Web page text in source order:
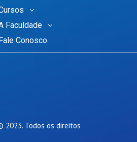
Faculdade
Conosco
2023. Todos os direitos